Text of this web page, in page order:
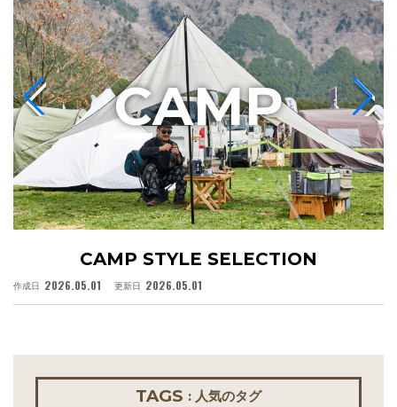
CAMP STYLE SELECTION
作成日 2026.05.01 更新日 2026.05.01
CAMP
TAGS : 人気のタグ